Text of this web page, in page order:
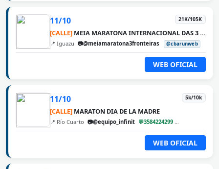
11/10 21K/105K
[CALLE] MEIA MARATONA INTERNACIONAL DAS 3 FRONTEIRAS
📍 Iguazu 📷@meiamaratona3fronteiras @cbarunweb
WEB OFICIAL
11/10 5k/10k
[CALLE] MARATON DIA DE LA MADRE
📍 Río Cuarto 📷@equipo_infinit 💬3584224299
WEB OFICIAL